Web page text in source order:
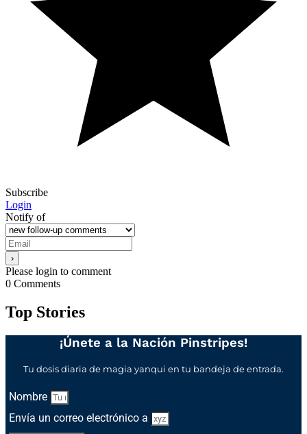
Subscribe
Login
Notify of
Please login to comment
0 Comments
Top Stories
¡Únete a la Nación Pinstripes!
Tu dosis diaria de magia yanqui en tu bandeja de entrada.
Nombre
Envía un correo electrónico a